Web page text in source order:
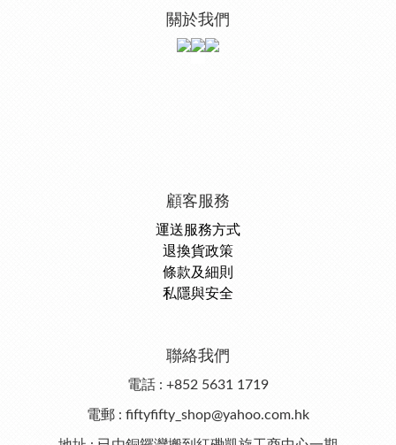
關於我們
顧客服務
運送服務方式
退換貨政策
條款及細則
私隱與安全
聯絡我們
電話 : +852 5631 1719
電郵 : fiftyfifty_shop@yahoo.com.hk